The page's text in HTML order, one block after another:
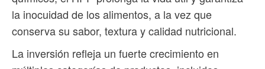
la inocuidad de los alimentos, a la vez que
conserva su sabor, textura y calidad nutricional.
La inversión refleja un fuerte crecimiento en